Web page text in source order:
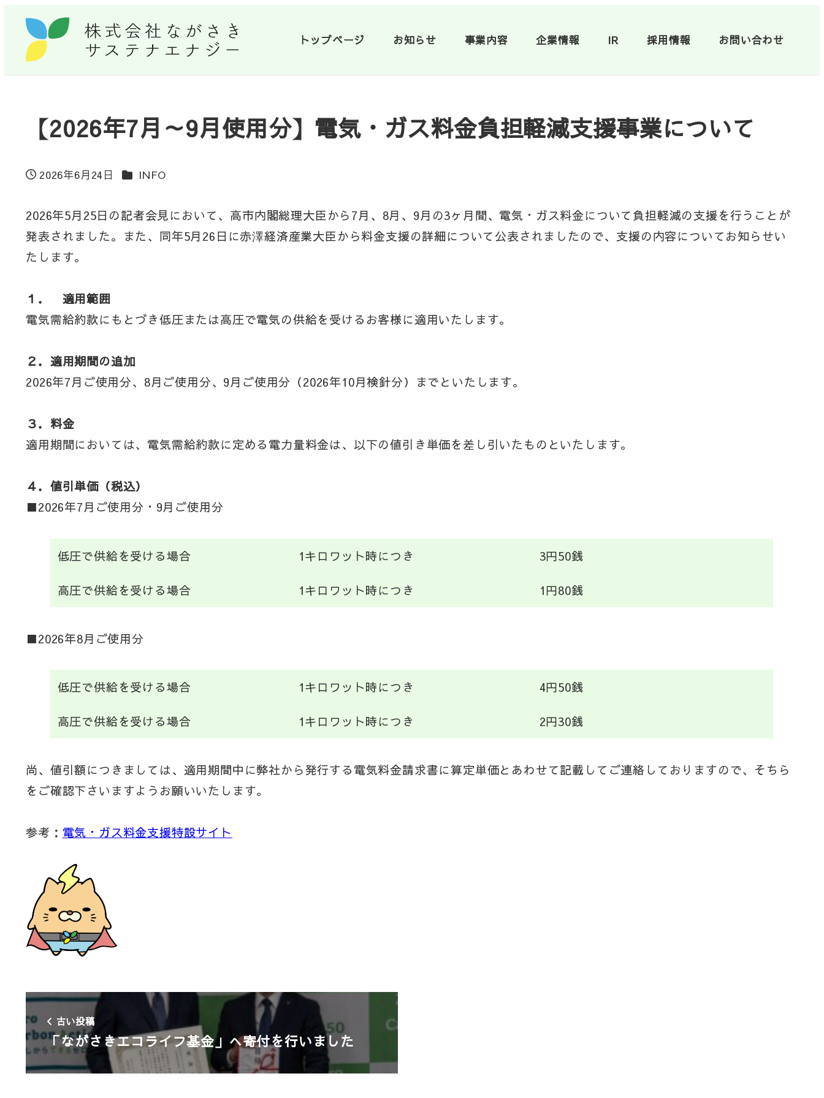
トップページ お知らせ 事業内容 企業情報 IR 採用情報 お問い合わせ
【2026年7月～9月使用分】電気・ガス料金負担軽減支援事業について
投稿日
2026年6月24日 カテゴリー
INFO
2026年5月25日の記者会見において、高市内閣総理大臣から7月、8月、9月の3ヶ月間、電気・ガス料金について負担軽減の支援を行うことが
発表されました。また、同年5月26日に赤澤経済産業大臣から料金支援の詳細について公表されましたので、支援の内容についてお知らせい
たします。
１． 適用範囲
電気需給約款にもとづき低圧または高圧で電気の供給を受けるお客様に適用いたします。
２．適用期間の追加
2026年7月ご使用分、8月ご使用分、9月ご使用分（2026年10月検針分）までといたします。
３．料金
適用期間においては、電気需給約款に定める電力量料金は、以下の値引き単価を差し引いたものといたします。
４．値引単価（税込）
■2026年7月ご使用分・9月ご使用分
低圧で供給を受ける場合 1キロワット時につき 3円50銭
高圧で供給を受ける場合 1キロワット時につき 1円80銭
■2026年8月ご使用分
低圧で供給を受ける場合 1キロワット時につき 4円50銭
高圧で供給を受ける場合 1キロワット時につき 2円30銭
尚、値引額につきましては、適用期間中に弊社から発行する電気料金請求書に算定単価とあわせて記載してご連絡しておりますので、そちら
をご確認下さいますようお願いいたします。
参考： 電気・ガス料金支援特設サイト
古い投稿
「ながさきエコライフ基金」へ寄付を行いました